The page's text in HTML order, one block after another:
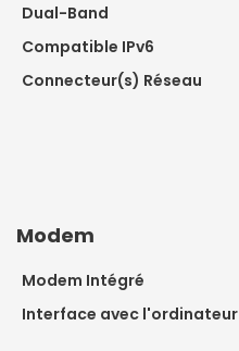
Dual-Band
Compatible IPv6
Connecteur(s) Réseau
Modem
Modem Intégré
Interface avec l'ordinateur